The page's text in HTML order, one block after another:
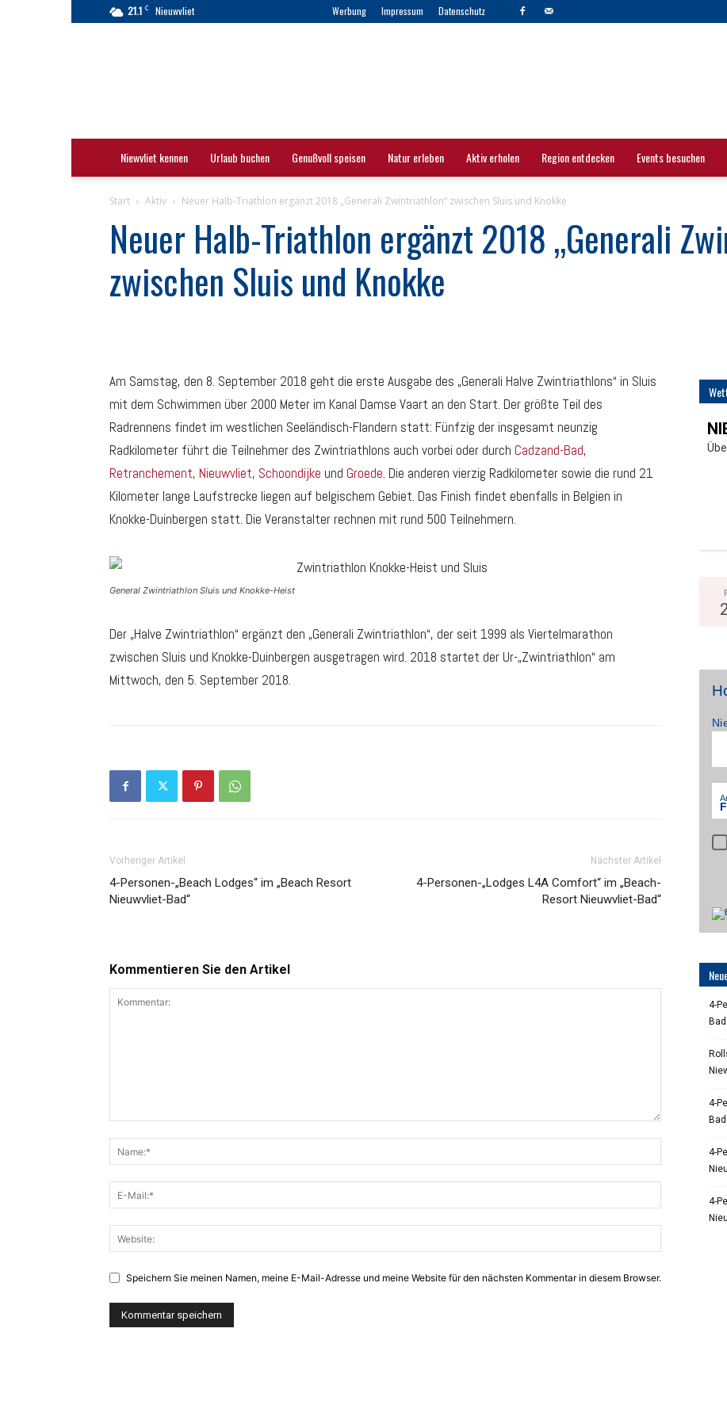
21.1 C Nieuwvliet Werbung Impressum Datenschutz
Touristinformation
Niewvliet kennen Urlaub buchen Genußvoll speisen Natur erleben Aktiv erholen Region entdecken Events besuchen
Start Aktiv Neuer Halb-Triathlon ergänzt 2018 „Generali Zwintriathlon“ zwischen Sluis und Knokke
Neuer Halb-Triathlon ergänzt 2018 „Generali
zwischen Sluis und Knokke
Am Samstag, den 8. September 2018 geht die erste Ausgabe des „Generali Halve Zwintriathlons“ in Sluis
mit dem Schwimmen über 2000 Meter im Kanal Damse Vaart an den Start. Der größte Teil des
Radrennens findet im westlichen Seeländisch-Flandern statt: Fünfzig der insgesamt neunzig
Radkilometer führt die Teilnehmer des Zwintriathlons auch vorbei oder durch Cadzand-Bad,
Retranchement, Nieuwvliet, Schoondijke und Groede. Die anderen vierzig Radkilometer sowie die rund 21
Kilometer lange Laufstrecke liegen auf belgischem Gebiet. Das Finish findet ebenfalls in Belgien in
Knokke-Duinbergen statt. Die Veranstalter rechnen mit rund 500 Teilnehmern.
General Zwintriathlon Sluis und Knokke-Heist
Der „Halve Zwintriathlon“ ergänzt den „Generali Zwintriathlon“, der seit 1999 als Viertelmarathon
zwischen Sluis und Knokke-Duinbergen ausgetragen wird. 2018 startet der Ur-„Zwintriathlon“ am
Mittwoch, den 5. September 2018.
Vorheriger Artikel
4-Personen-„Beach Lodges“ im „Beach Resort
Nieuwvliet-Bad“
Nächster Artikel
4-Personen-„Lodges L4A Comfort“ im „Beach-
Resort Nieuwvliet-Bad“
Kommentieren Sie den Artikel
Speichern Sie meinen Namen, meine E-Mail-Adresse und meine Website für den nächsten Kommentar in diesem Browser.
4-
4-
4-
4-